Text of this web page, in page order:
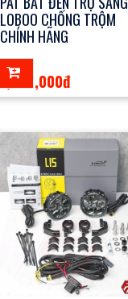
LOBOO CHỐNG TRỘM
CHÍNH HÃNG
1,850,000đ